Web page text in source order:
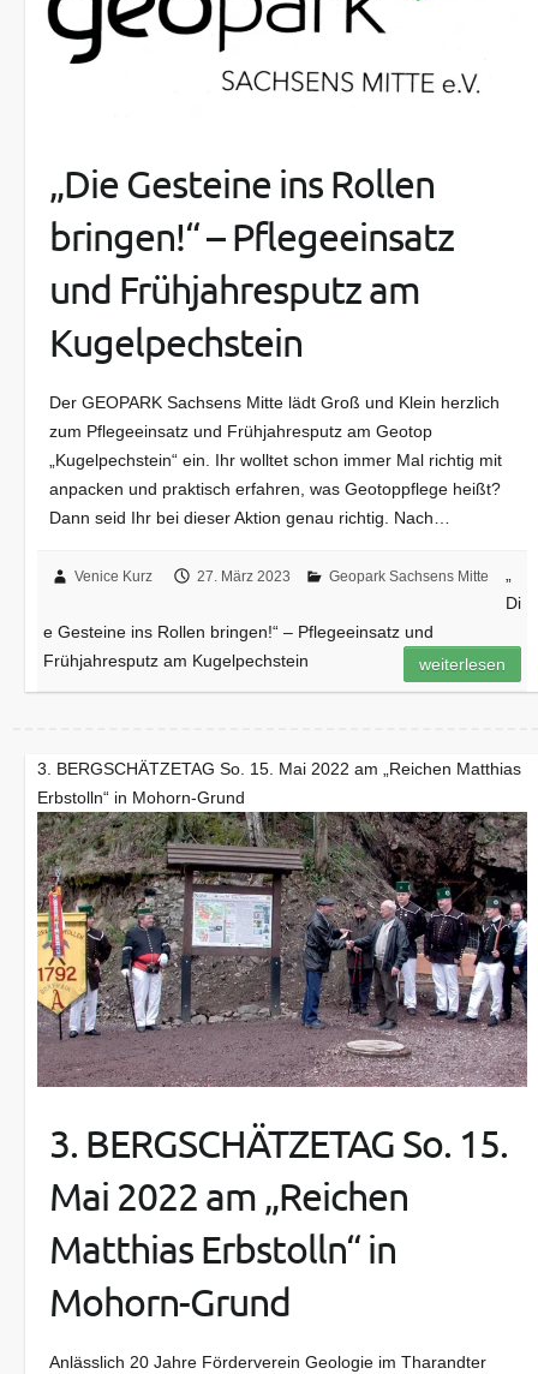
„Die Gesteine ins Rollen
bringen!“ – Pflegeeinsatz
und Frühjahresputz am
Kugelpechstein
Der GEOPARK Sachsens Mitte lädt Groß und Klein herzlich
zum Pflegeeinsatz und Frühjahresputz am Geotop
„Kugelpechstein“ ein. Ihr wolltet schon immer Mal richtig mit
anpacken und praktisch erfahren, was Geotoppflege heißt?
Dann seid Ihr bei dieser Aktion genau richtig. Nach…
Venice Kurz 27. März 2023 Geopark Sachsens Mitte
„
Di
e Gesteine ins Rollen bringen!“ – Pflegeeinsatz und
Frühjahresputz am Kugelpechstein
weiterlesen
3. BERGSCHÄTZETAG So. 15. Mai 2022 am „Reichen Matthias
Erbstolln“ in Mohorn-Grund
3. BERGSCHÄTZETAG So. 15.
Mai 2022 am „Reichen
Matthias Erbstolln“ in
Mohorn-Grund
Anlässlich 20 Jahre Förderverein Geologie im Tharandter